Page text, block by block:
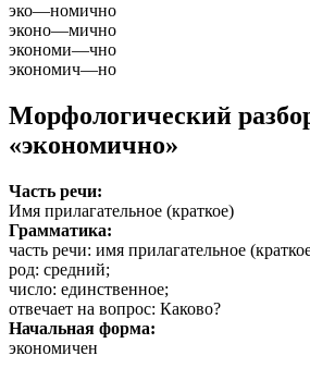
эко—номично
эконо—мично
экономи—чно
экономич—но
Морфологический
«экономично»
Часть речи:
Имя прилагательное (краткое)
Грамматика:
часть речи: имя прилагательное
род: средний;
число: единственное;
отвечает на вопрос: Каково?
Начальная форма:
экономичен